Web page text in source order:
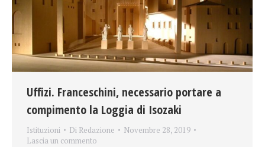
Uffizi. Franceschini, necessario portare a
compimento la Loggia di Isozaki
Istituzioni Di Redazione
Novembre 28, 2019
Lascia un commento